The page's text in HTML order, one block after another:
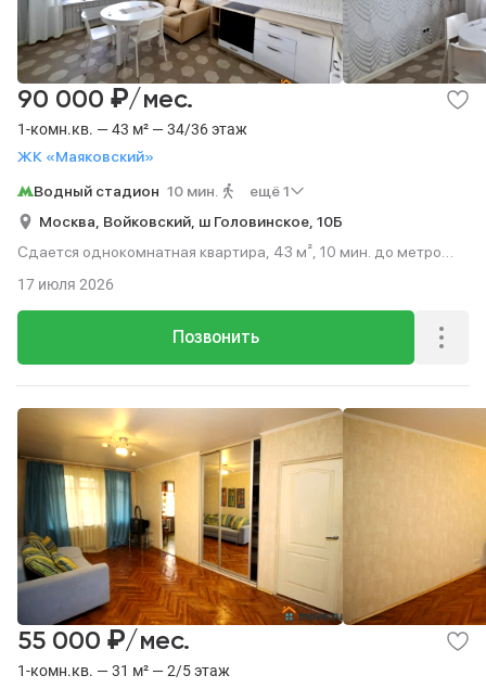
1-комн.кв. — 43 м² — 34/36 этаж
ЖК «Маяковский»
90 000 ₽/мес.
Водный стадион 10 мин.
ещё 1
Москва, Войковский, ш Головинское, 10Б
Сдается однокомнатная квартира, 43 м², 10 мин. до метро
Позвонить
17 июля 2026
1-комн.кв. — 31 м² — 2/5 этаж
55 000 ₽/мес.